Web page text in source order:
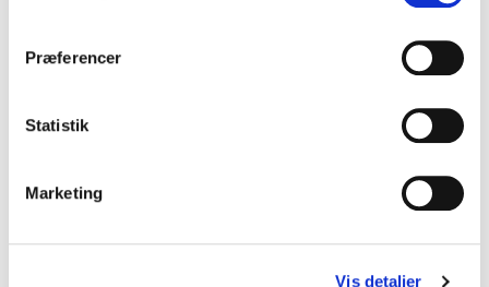
Præferencer
Statistik
Marketing
Vis detaljer
BESKRIVELSE